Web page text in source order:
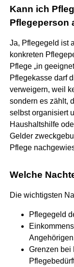
Kann ich
Pflegeperson
Ja, Pflegegeld ist
konkreten
Pflege „in
Pflegekasse darf
verweigern, weil
sondern es zählt,
selbst organisiert
Haushaltshilfe
Gelder
Pflege
Welche
Die wichtigsten
Pflegegeld
Grenzen bei